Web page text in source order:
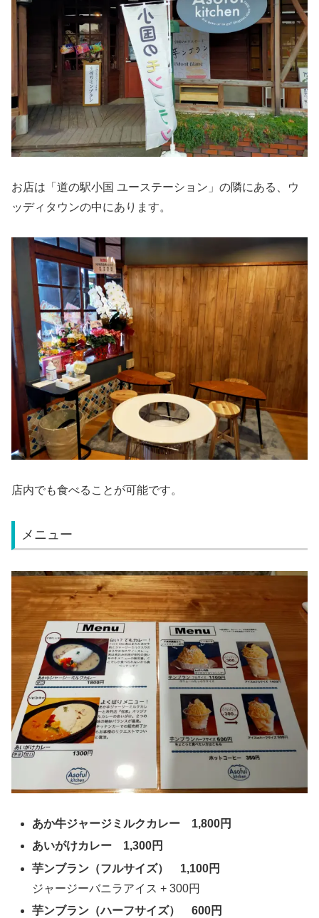
お店は「道の駅小国 ユーステーション」の隣にある、ウ
ッディタウンの中にあります。
店内でも食べることが可能です。
メニュー
あか牛ジャージミルクカレー 1,800円
あいがけカレー 1,300円
芋ンブラン（フルサイズ） 1,100円
ジャージーバニラアイス + 300円
芋ンブラン（ハーフサイズ） 600円